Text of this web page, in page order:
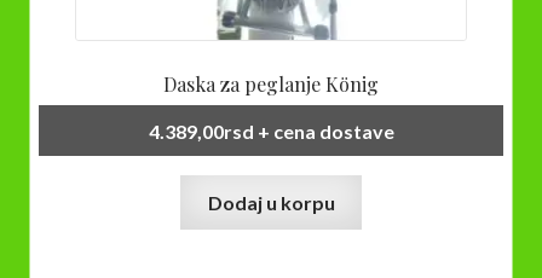
Daska za peglanje König
4.389,00rsd + cena dostave
Dodaj u korpu